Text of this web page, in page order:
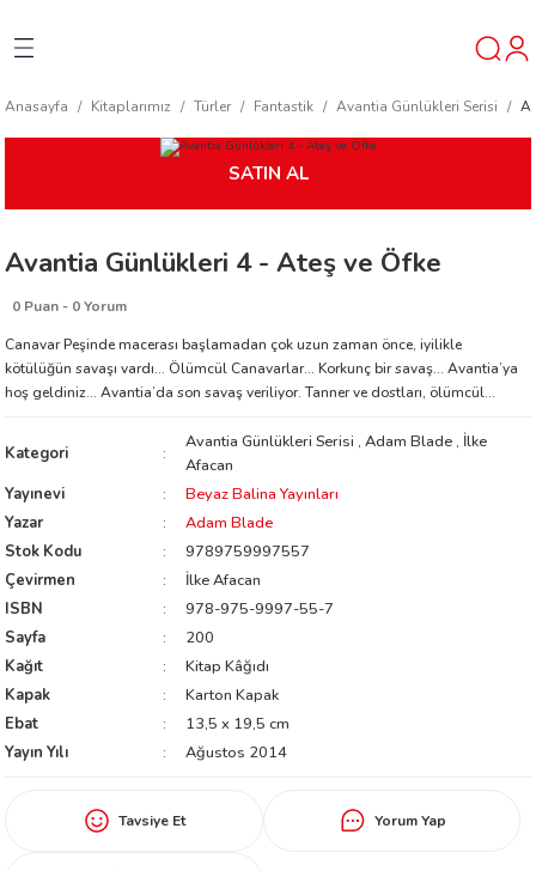
Anasayfa Kitaplarımız Türler Fantastik Avantia Günlükleri Serisi
SATIN AL
Avantia Günlükleri 4 - Ateş ve Öfke
0 Puan - 0 Yorum
Canavar Peşinde macerası başlamadan çok uzun zaman önce, iyilikle
kötülüğün savaşı vardı… Ölümcül Canavarlar... Korkunç bir savaş... Avantia’ya
hoş geldiniz... Avantia’da son savaş veriliyor. Tanner ve dostları, ölümcül...
Kategori
Avantia Günlükleri Serisi , Adam Blade , İlke
Afacan
Yayınevi
Beyaz Balina Yayınları
Yazar
Adam Blade
Stok Kodu
9789759997557
Çevirmen
İlke Afacan
ISBN
978-975-9997-55-7
Sayfa
200
Kağıt
Kitap Kâğıdı
Kapak
Karton Kapak
Ebat
13,5 x 19,5 cm
Yayın Yılı
Ağustos 2014
Tavsiye Et Yorum Yap